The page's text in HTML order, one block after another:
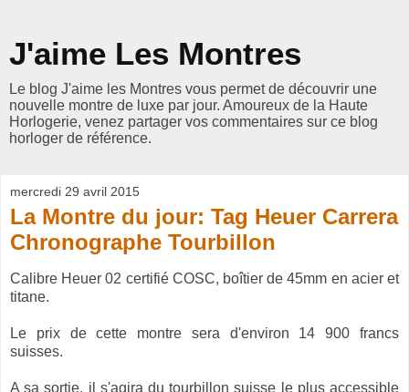
J'aime Les Montres
Le blog J'aime les Montres vous permet de découvrir une
nouvelle montre de luxe par jour. Amoureux de la Haute
Horlogerie, venez partager vos commentaires sur ce blog
horloger de référence.
mercredi 29 avril 2015
La Montre du jour: Tag Heuer Carrera
Chronographe Tourbillon
Calibre Heuer 02 certifié COSC, boîtier de 45mm en acier et
titane.
Le prix de cette montre sera d'environ 14 900 francs
suisses.
A sa sortie, il s'agira du tourbillon suisse le plus accessible